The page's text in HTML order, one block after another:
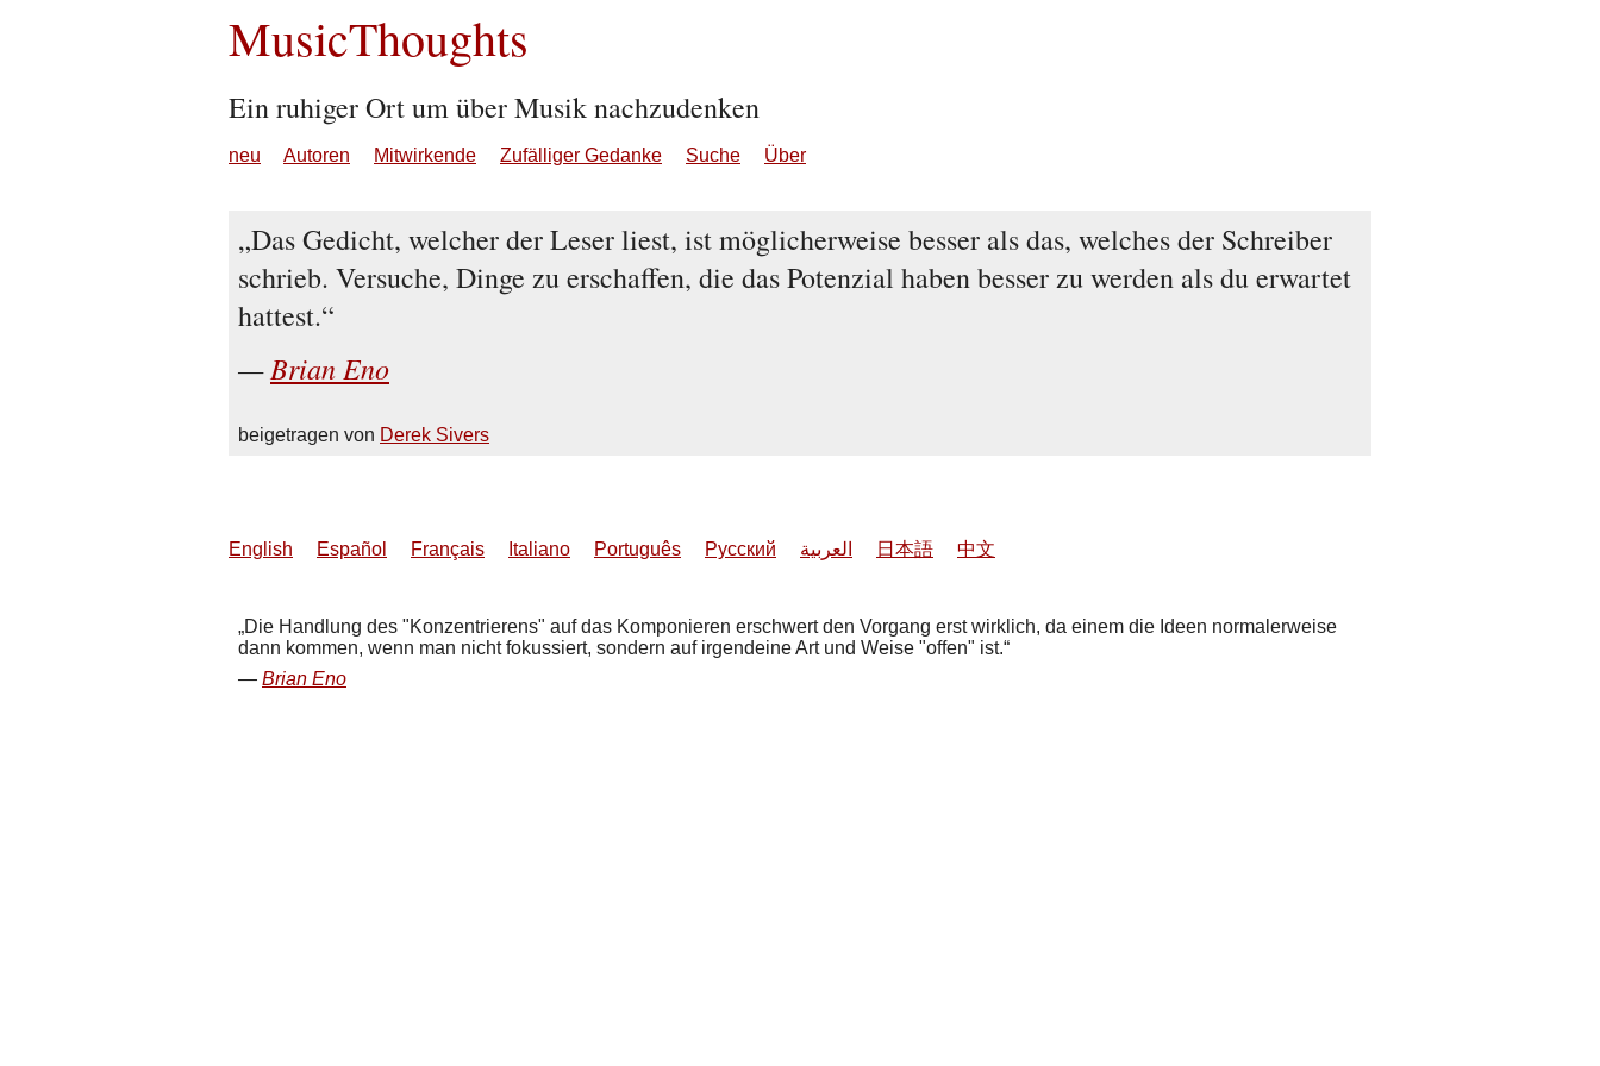
MusicThoughts
Ein ruhiger Ort um über Musik nachzudenken
neu Autoren Mitwirkende Zufälliger Gedanke Suche Über
Das Gedicht, welcher der Leser liest, ist möglicherweise besser als das, welches der Schreiber
schrieb. Versuche, Dinge zu erschaffen, die das Potenzial haben besser zu werden als du erwartet
hattest.
Brian Eno
beigetragen von Derek Sivers
English Español Français Italiano Português Русский العربية 日本語 中文
Die Handlung des "Konzentrierens" auf das Komponieren erschwert den Vorgang erst wirklich, da einem die Ideen normalerweise
dann kommen, wenn man nicht fokussiert, sondern auf irgendeine Art und Weise "offen" ist.
Brian Eno